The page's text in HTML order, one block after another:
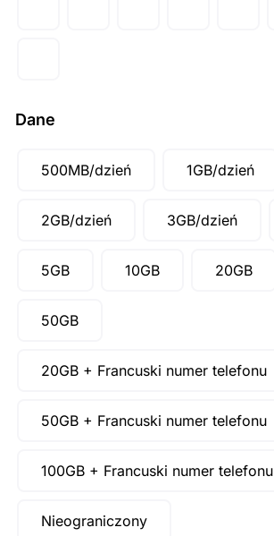
Dane
500MB/dzień 1GB/dzień
2GB/dzień 3GB/dzień
5GB 10GB 20GB
50GB
20GB + Francuski numer telefonu
50GB + Francuski numer telefonu
100GB + Francuski numer telefonu
Nieograniczony